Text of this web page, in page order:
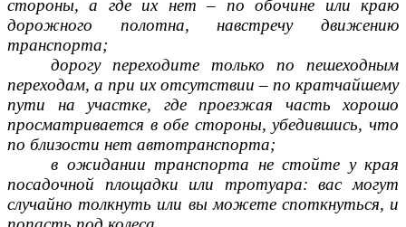
стороны, а где их нет – по обочине или краю
дорожного полотна, навстречу движению
транспорта;
дорогу переходите только по пешеходным
переходам, а при их отсутствии – по кратчайшему
пути на участке, где проезжая часть хорошо
просматривается в обе стороны, убедившись, что
по близости нет автотранспорта;
в ожидании транспорта не стойте у края
посадочной площадки или тротуара: вас могут
случайно толкнуть или вы можете споткнуться, и